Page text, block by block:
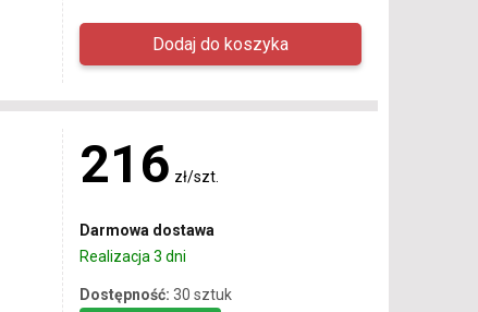
216 zł/szt.
Darmowa dostawa
Realizacja 3 dni
Dostępność: 30 sztuk